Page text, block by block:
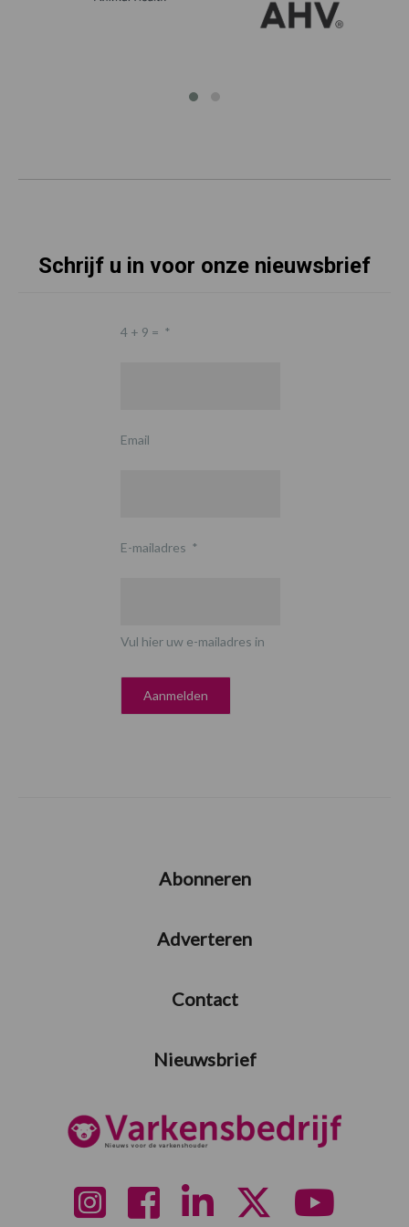
Schrijf u in voor onze nieuwsbrief
4 + 9 = *
Email
E-mailadres *
Vul hier uw e-mailadres in
Abonneren
Adverteren
Contact
Nieuwsbrief